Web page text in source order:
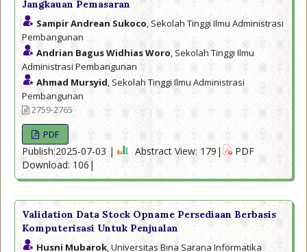
Jangkauan Pemasaran
Sampir Andrean Sukoco, Sekolah Tinggi Ilmu Administrasi
Pembangunan
Andrian Bagus Widhias Woro, Sekolah Tinggi Ilmu
Administrasi Pembangunan
Ahmad Mursyid, Sekolah Tinggi Ilmu Administrasi
Pembangunan
2759-2765
PDF
Publish:2025-07-03 | Abstract View: 179|
PDF
Download: 106|
Validation Data Stock Opname Persediaan Berbasis
Komputerisasi Untuk Penjualan
Husni Mubarok, Universitas Bina Sarana Informatika